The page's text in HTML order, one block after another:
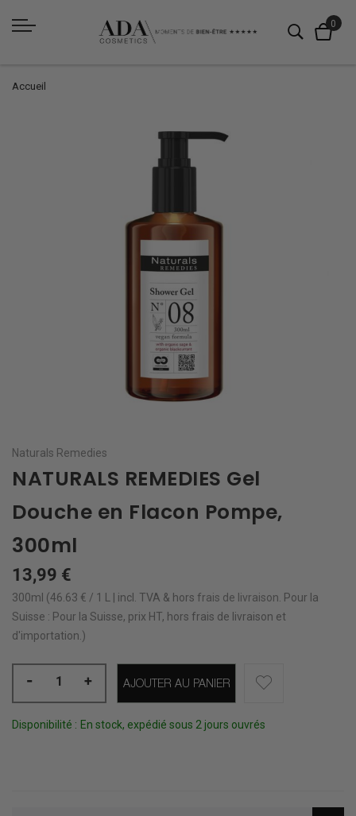
Accueil
Naturals Remedies
NATURALS REMEDIES Gel
Douche en Flacon Pompe,
300ml
13,99 €
300ml (46.63 € / 1 L | incl. TVA & hors frais de livraison Pour la
Suisse : Pour la Suisse, prix HT, hors frais de livraison et
d'importation.)
- + AJOUTER AU PANIER
Disponibilité : En stock, expédié sous 2 jours ouvrés